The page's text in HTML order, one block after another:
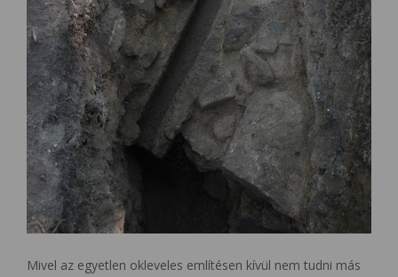
Mivel az egyetlen okleveles említésen kívül nem tudni más